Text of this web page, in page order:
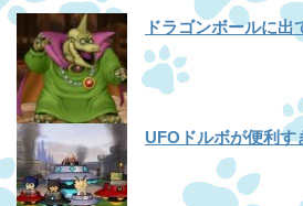
ドラゴンボールに出
UFOドルボが便利す